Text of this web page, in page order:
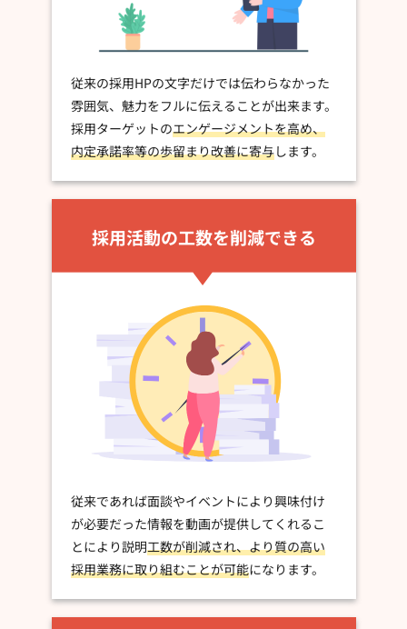
従来の採用HPの文字だけでは伝わらなかった
雰囲気、魅力をフルに伝えることが出来ます。
採用ターゲットのエンゲージメントを高め、
内定承諾率等の歩留まり改善に寄与します。
採用活動の工数を削減できる
従来であれば面談やイベントにより興味付け
が必要だった情報を動画が提供してくれるこ
とにより説明工数が削減され、より質の高い
採用業務に取り組むことが可能になります。